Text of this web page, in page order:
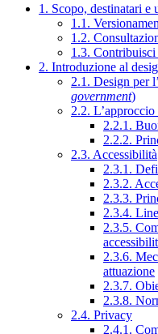
1. Scopo, destinatari e
1.1.
1.2.
1.3. Contribuisci
2. Introduzione al
2.1. Design per
government)
2.2.
2.2.1.
2.2.2.
2.3. Accessibilità
2.3.1.
2.3.2.
2.3.3.
2.3.4.
2.3.5.
2.3.6.
attuazione
2.3.7.
2.3.8.
2.4. Privacy
2.4.1.